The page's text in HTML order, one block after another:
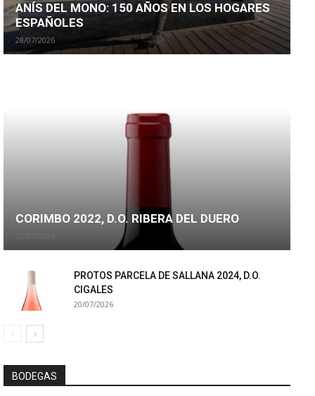
ANÍS DEL MONO: 150 AÑOS EN LOS HOGARES
ESPAÑOLES
28/07/2026
CORIMBO 2022, D.O. RIBERA DEL DUERO
22/07/2026
PROTOS PARCELA DE SALLANA 2024, D.O.
CIGALES
20/07/2026
BODEGAS